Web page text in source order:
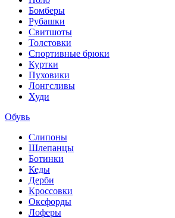
Бомберы
Рубашки
Свитшоты
Толстовки
Спортивные брюки
Куртки
Пуховики
Лонгсливы
Худи
Обувь
Слипоны
Шлепанцы
Ботинки
Кеды
Дерби
Кроссовки
Оксфорды
Лоферы